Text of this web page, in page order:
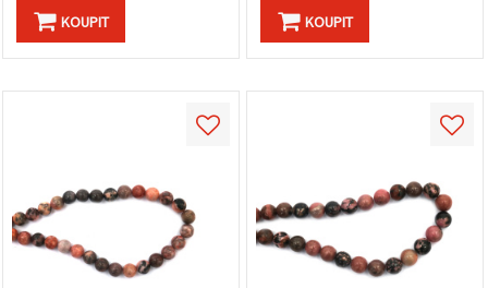
KOUPIT KOUPIT